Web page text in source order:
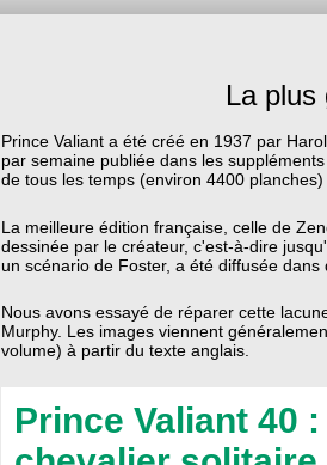
La plus
Prince Valiant a été créé en 1937 par
par semaine publiée dans les
de tous les temps (environ 4400
La meilleure édition française, celle de
dessinée par le créateur, c'est-à-dire
un scénario de Foster, a été diffusée
Nous avons essayé de réparer cette
Murphy. Les images viennent
volume) à partir du texte anglais.
Prince Valiant 40